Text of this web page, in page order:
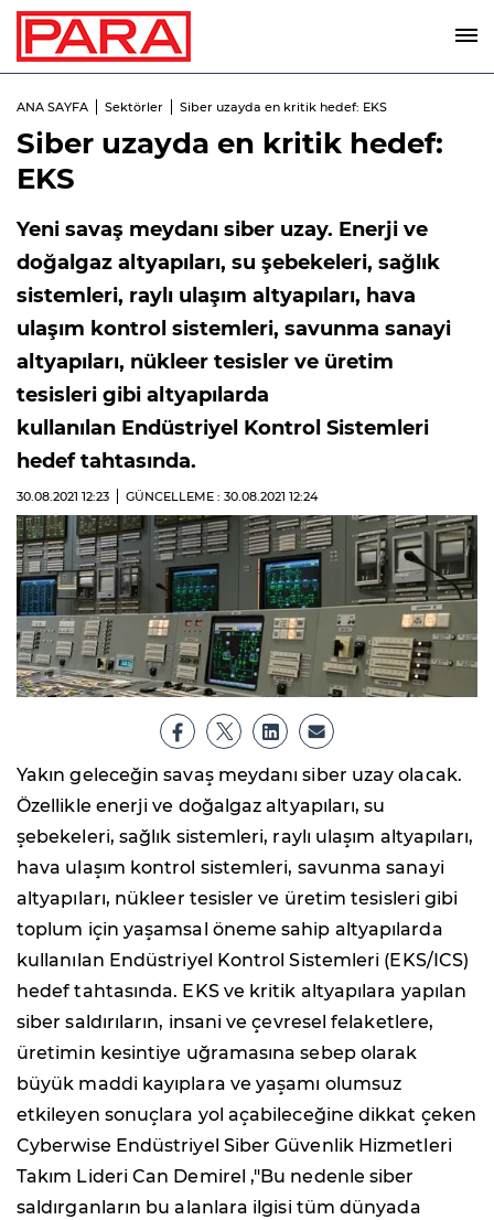
ANA SAYFA Sektörler Siber uzayda en kritik hedef: EKS
Siber uzayda en kritik hedef:
EKS
Yeni savaş meydanı siber uzay. Enerji ve
doğalgaz altyapıları, su şebekeleri, sağlık
sistemleri, raylı ulaşım altyapıları, hava
ulaşım kontrol sistemleri, savunma sanayi
altyapıları, nükleer tesisler ve üretim
tesisleri gibi altyapılarda
kullanılan Endüstriyel Kontrol Sistemleri
hedef tahtasında.
30.08.2021 12:23 GÜNCELLEME : 30.08.2021 12:24
Yakın geleceğin savaş meydanı siber uzay olacak.
Özellikle enerji ve doğalgaz altyapıları, su
şebekeleri, sağlık sistemleri, raylı ulaşım altyapıları,
hava ulaşım kontrol sistemleri, savunma sanayi
altyapıları, nükleer tesisler ve üretim tesisleri gibi
toplum için yaşamsal öneme sahip altyapılarda
kullanılan Endüstriyel Kontrol Sistemleri (EKS/ICS)
hedef tahtasında. EKS ve kritik altyapılara yapılan
siber saldırıların, insani ve çevresel felaketlere,
üretimin kesintiye uğramasına sebep olarak
büyük maddi kayıplara ve yaşamı olumsuz
etkileyen sonuçlara yol açabileceğine dikkat çeken
Cyberwise Endüstriyel Siber Güvenlik Hizmetleri
Takım Lideri Can Demirel ,"Bu nedenle siber
saldırganların bu alanlara ilgisi tüm dünyada